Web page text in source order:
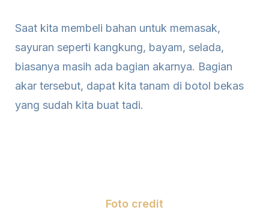
Saat kita membeli bahan untuk memasak,
sayuran seperti kangkung, bayam, selada,
biasanya masih ada bagian akarnya. Bagian
akar tersebut, dapat kita tanam di botol bekas
yang sudah kita buat tadi.
Foto credit